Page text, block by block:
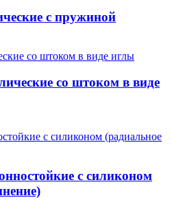
с пружиной
со штоком в виде
с силиконом